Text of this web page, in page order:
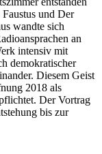
und Der
wandte sich
an
intensiv mit
demokratischer
Diesem Geist
2018 als
Der Vortrag
bis zur